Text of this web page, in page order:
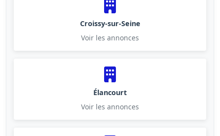
Croissy-sur-Seine
Voir les annonces
Élancourt
Voir les annonces